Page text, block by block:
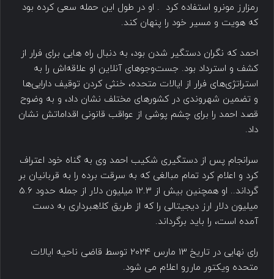
رمزارز مونرو استفاده کرد . او در طول این حمله سعی کرده بود
که هویت و مسیر خود را پنهان کند.
احمد که نگران دستگیر شدن بود، به دنبال راه هایی برای فرار از
کشف و استرداد بود. جست‌وجوهای آنلاین او علاقه‌اش را به
استراتژی‌های فرار از ایالات متحده، خنثی کردن توقیف دارایی‌ها
و تضمین شهروندی در کشورهای مختلف نشان داد، و به وضوح
قصد احمد را برای چشم پوشی از عواقب قانونی اقداماتش نشان
داد.
سرانجام پس از دستگیری شکیب احمد وی به گناه خود اعتراف
کرد و اعلام کرد تمام مبالغی که به سرقت برده را به قربانیان بر
گرداند.. او همچنین بیش از 12.3 میلیون دلار از جمله حدود 5.6
میلیون دلار ارز دیجیتالی را که از طریق کلاهبرداری به دست
آمده است، را باید برگرداند.
رای نهایی در تاریخ 13 مارس 2024 توسط قاضی ناحیه ایالات
متحده ویکتور ماررو اعلام می شود.